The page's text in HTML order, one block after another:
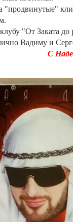
"продвинутые"
"От Заката до
Вадиму и